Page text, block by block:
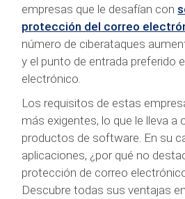
empresas que le desafían con
protección del correo
número de ciberataques
y el punto de entrada preferido
electrónico.
Los requisitos de estas
más exigentes, lo que le lleva a
productos de software. En su
aplicaciones, ¿por qué no
protección de correo
Descubre todas sus ventajas